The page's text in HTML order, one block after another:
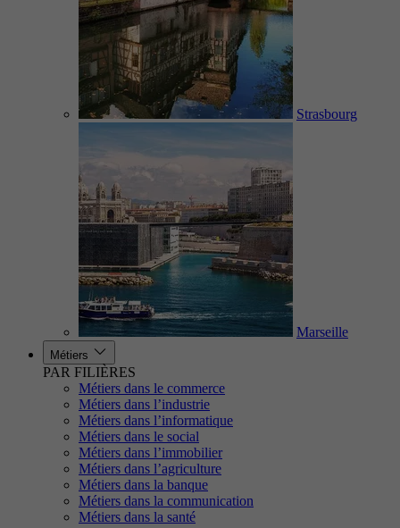
Strasbourg
Marseille
Métiers
PAR FILIÈRES
Métiers dans le commerce
Métiers dans l’industrie
Métiers dans l’informatique
Métiers dans le social
Métiers dans l’immobilier
Métiers dans l’agriculture
Métiers dans la banque
Métiers dans la communication
Métiers dans la santé